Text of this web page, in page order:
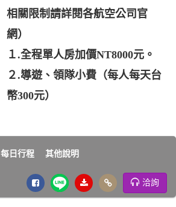
相關限制請詳閱各航空公司官
網）
１.全程單人房加價NT8000元。
２.導遊、領隊小費（每人每天台
幣300元）
每日行程 其他說明
洽詢